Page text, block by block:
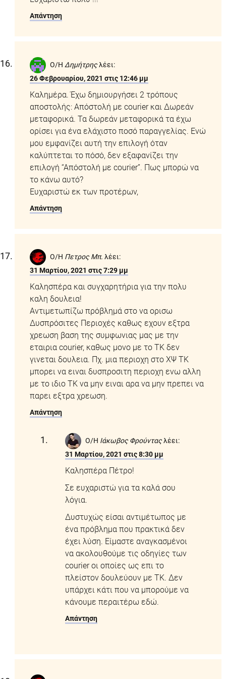
Απάντηση
Ο/Η Δημήτρηςλέει:
26 Φεβρουαρίου, 2021 στις 12:46 μμ
Καλημέρα. Έχω δημιουργήσει 2 τρόπους
αποστολής: Απόστολή με courier και Δωρεάν
μεταφορικά. Τα δωρεάν μεταφορικά τα έχω
ορίσει για ένα ελάχιστο ποσό παραγγελίας. Ενώ
μου εμφανίζει αυτή την επιλογή όταν
καλύπτεται το πόσό, δεν εξαφανίζει την
επιλογή “Απόστολή με courier”. Πως μπορώ να
το κάνω αυτό?
Ευχαριστώ εκ των προτέρων,
Απάντηση
Ο/Η Πετρος Μπ. λέει:
31 Μαρτίου, 2021 στις 7:29 μμ
Καλησπέρα και συγχαρητήρια για την πολυ
καλη δουλεια!
Αντιμετωπίζω πρόβλημά στο να ορισω
Δυσπρόσιτες Περιοχές καθως εχουν εξτρα
χρεωση βαση της συμφωνιας μας με την
εταιρια courier, καθως μονο με το ΤΚ δεν
γινεται δουλεια. Πχ. μια περιοχη στο ΧΨ ΤΚ
μπορει να ειναι δυσπροσιτη περιοχη ενω αλλη
με το ιδιο ΤΚ να μην ειναι αρα να μην πρεπει να
παρει εξτρα χρεωση.
Απάντηση
Ο/Η Ιάκωβος Φρούνταςλέει:
31 Μαρτίου, 2021 στις 8:30 μμ
Καλησπέρα Πέτρο!
Σε ευχαριστώ για τα καλά σου
λόγια.
Δυστυχώς είσαι αντιμέτωπος με
ένα πρόβλημα που πρακτικά δεν
έχει λύση. Είμαστε αναγκασμένοι
να ακολουθούμε τις οδηγίες των
courier οι οποίες ως επι το
πλείστον δουλεύουν με ΤΚ. Δεν
υπάρχει κάτι που να μπορούμε να
κάνουμε περαιτέρω εδώ.
Απάντηση